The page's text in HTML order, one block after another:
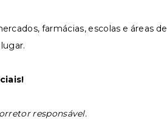
farmácias, escolas e áreas de
responsável.